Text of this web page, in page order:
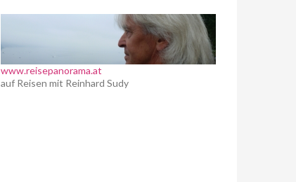
www.reisepanorama.at
auf Reisen mit Reinhard Sudy